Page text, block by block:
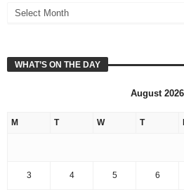
WHAT’S ON THE DAY
August 2026
M T W T
3 4 5 6